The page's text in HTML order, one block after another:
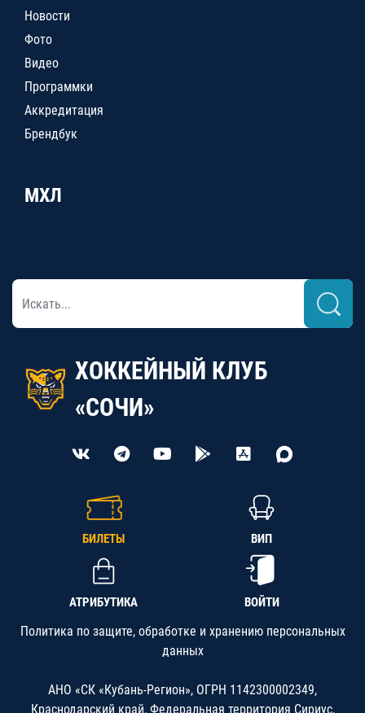
Новости
Фото
Видео
Программки
Аккредитация
Брендбук
МХЛ
ХОККЕЙНЫЙ КЛУБ
«СОЧИ»
БИЛЕТЫ ВИП
АТРИБУТИКА ВОЙТИ
Политика по защите, обработке и хранению персональных
данных
АНО «СК «Кубань-Регион», ОГРН 1142300002349,
Краснодарский край, Федеральная территория Сириус,